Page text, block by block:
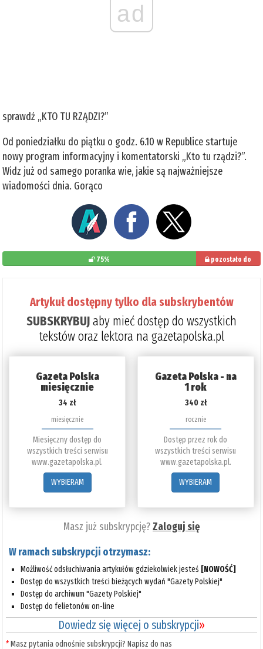
ad
sprawdź „KTO TU RZĄDZI?”
Od poniedziałku do piątku o godz. 6.10 w Republice startuje
nowy program informacyjny i komentatorski „Kto tu rządzi?”.
Widz już od samego poranka wie, jakie są najważniejsze
wiadomości dnia. Gorąco
75%
pozostało do
Artykuł dostępny tylko dla subskrybentów
SUBSKRYBUJaby mieć dostęp do wszystkich
tekstów oraz lektora na gazetapolska.pl
Gazeta Polska
miesięcznie
34 zł
miesięcznie
Miesięczny dostęp do
wszystkich treści serwisu
www.gazetapolska.pl.
WYBIERAM
Gazeta Polska - na
1 rok
340 zł
rocznie
Dostęp przez rok do
wszystkich treści serwisu
www.gazetapolska.pl.
WYBIERAM
Masz już subskrypcję?Zaloguj się
W ramach subskrypcji otrzymasz:
Możliwość odsłuchiwania artykułów gdziekolwiek jesteś [NOWOŚĆ]
Dostęp do wszystkich treści bieżących wydań "Gazety Polskiej"
Dostęp do archiwum "Gazety Polskiej"
Dostęp do felietonów on-line
Dowiedz się więcej o subskrypcji»
*Masz pytania odnośnie subskrypcji? Napisz do nas